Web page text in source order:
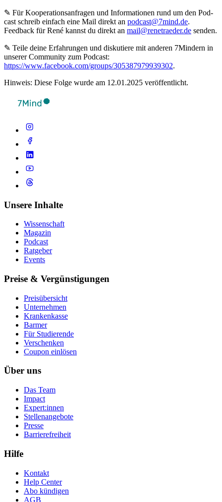
✎ Für Koope­ra­ti­ons­an­fra­gen und Infor­ma­tio­nen rund um den Pod­
cast schreib ein­fach eine Mail direkt an podcast@7mind.de.
Feedback für René kannst du direkt an mail@renetraeder.de senden.
✎ Teile deine Erfahrungen und diskutiere mit anderen 7Mindern in
unserer Community zum Podcast:
https://www.facebook.com/groups/305387979939302.
Hinweis: Diese Folge wurde am 12.01.2025 veröffentlicht.
Unsere Inhalte
Wissenschaft
Magazin
Podcast
Ratgeber
Events
Preise & Vergünstigungen
Preisübersicht
Unternehmen
Krankenkasse
Barmer
Für Studierende
Ver­schen­ken
Coupon einlösen
Über uns
Das Team
Impact
Expert:innen
Stellenangebote
Presse
Barrierefreiheit
Hilfe
Kontakt
Help Center
Abo kündigen
AGB